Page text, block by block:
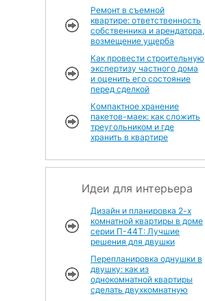
Ремонт в съемной
квартире: ответственность
собственника и арендатора,
возмещение ущерба
Как провести строительную
экспертизу частного дома
и оценить его состояние
перед сделкой
Компактное хранение
пакетов-маек: как сложить
треугольником и где
хранить в квартире
Идеи для интерьера
Дизайн и планировка 2-х
комнатной квартиры в доме
серии П-44Т: Лучшие
решения для двушки
Перепланировка однушки в
двушку: как из
однокомнатной квартиры
сделать двухкомнатную